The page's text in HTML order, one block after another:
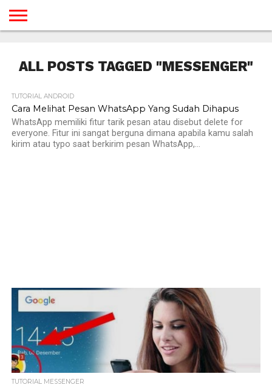
GAMES
DESAIN
ANDROID
IOS
YOUTUBE
INTERNET
WINDOWS
LINUX
MACINTOSH
MESSENGER
BLOGSPOT
WORDPRESS
PEMROGRAMAN
SEO
WEB
SERVER
ALL POSTS TAGGED "MESSENGER"
TUTORIAL ANDROID
Cara Melihat Pesan WhatsApp Yang Sudah Dihapus
WhatsApp memiliki fitur tarik pesan atau disebut delete for
everyone. Fitur ini sangat berguna dimana apabila kamu salah
kirim atau typo saat berkirim pesan WhatsApp,...
TUTORIAL MESSENGER